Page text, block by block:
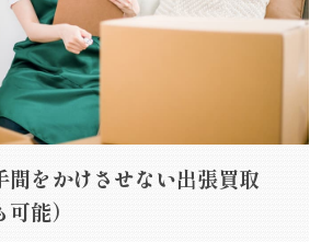
間をかけさせない出張買取
能）